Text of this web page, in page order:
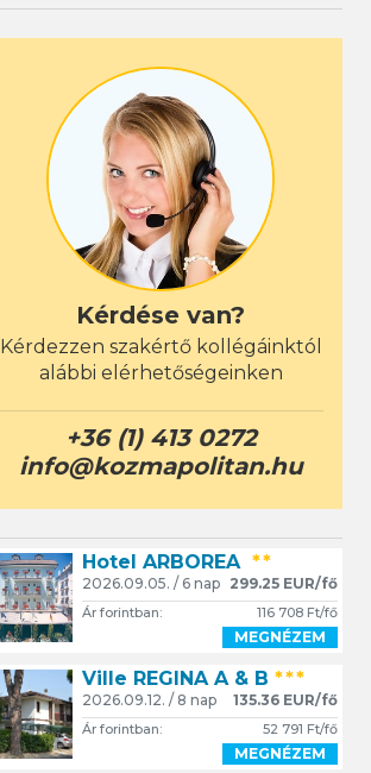
Kérdése van?
Kérdezzen szakértő kollégáinktól
alábbi elérhetőségeinken
+36 (1) 413 0272
info@kozmapolitan.hu
Hotel ARBOREA **
2026.09.05. / 6 nap 299.25 EUR/fő
Ár forintban: 116 708 Ft/fő
MEGNÉZEM
Ville REGINA A & B ***
2026.09.12. / 8 nap 135.36 EUR/fő
Ár forintban: 52 791 Ft/fő
MEGNÉZEM